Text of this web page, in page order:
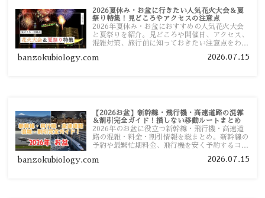
2026夏休み・お盆に行きたい人気花火大会＆夏
祭り特集！見どころやアクセスの注意点
2026年夏休み・お盆におすすめの人気花火大会
と夏祭りを紹介。見どころや開催日、アクセス、
混雑対策、旅行前に知っておきたい注意点をわか
banzokubiology.com 2026.07.15
【2026お盆】新幹線・飛行機・高速道路の混雑
＆割引完全ガイド！損しない移動ルートまとめ
2026年のお盆に役立つ新幹線・飛行機・高速道
路の混雑・料金・割引情報を総まとめ。新幹線の
予約や最繁忙期料金、飛行機を安く予約するコ
い移動方法を分かりやすく解説します。
banzokubiology.com 2026.07.15